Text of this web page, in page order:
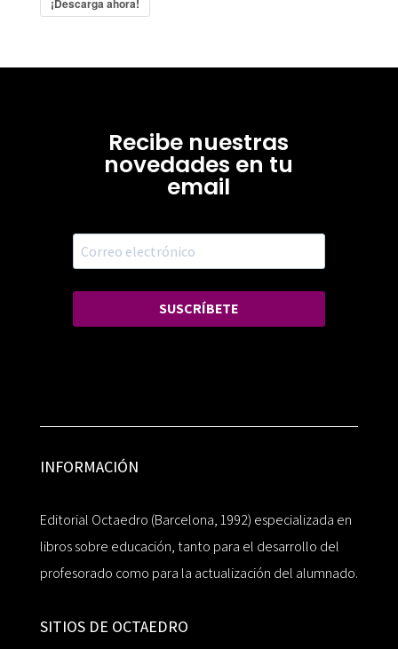
¡Descarga ahora!
Recibe nuestras
novedades en tu
email
SUSCRÍBETE
INFORMACIÓN
Editorial Octaedro (Barcelona, 1992) especializada en
libros sobre educación, tanto para el desarrollo del
profesorado como para la actualización del alumnado.
SITIOS DE OCTAEDRO